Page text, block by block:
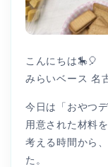
こんにちは🎠🎈
みらいベース 名
今日は「おやつ
用意された材料
考える時間から
た。